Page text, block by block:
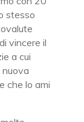
stesso
vincere il
a cui
che lo ami